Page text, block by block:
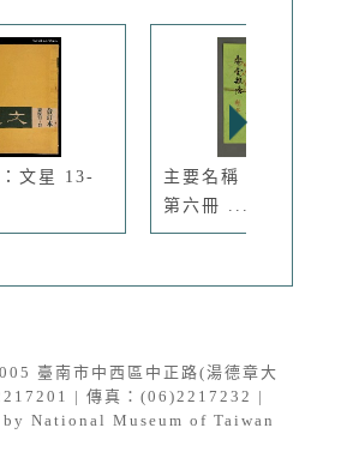
文星 13-
主要名稱：壽堂雜憶
第六冊 ...
臺南市中西區中正路(湯德章大
| 傳真：(06)2217232 |
National Museum of Taiwan